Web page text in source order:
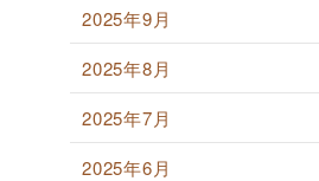
2025年9月
2025年8月
2025年7月
2025年6月